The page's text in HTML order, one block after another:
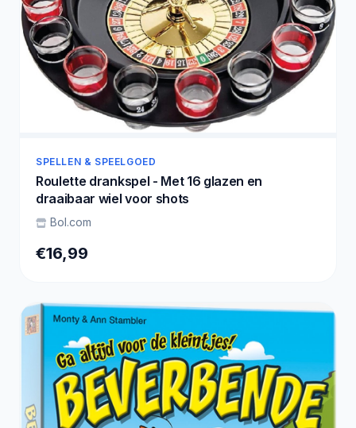
SPELLEN & SPEELGOED
Roulette drankspel - Met 16 glazen en
draaibaar wiel voor shots
Bol.com
€16,99